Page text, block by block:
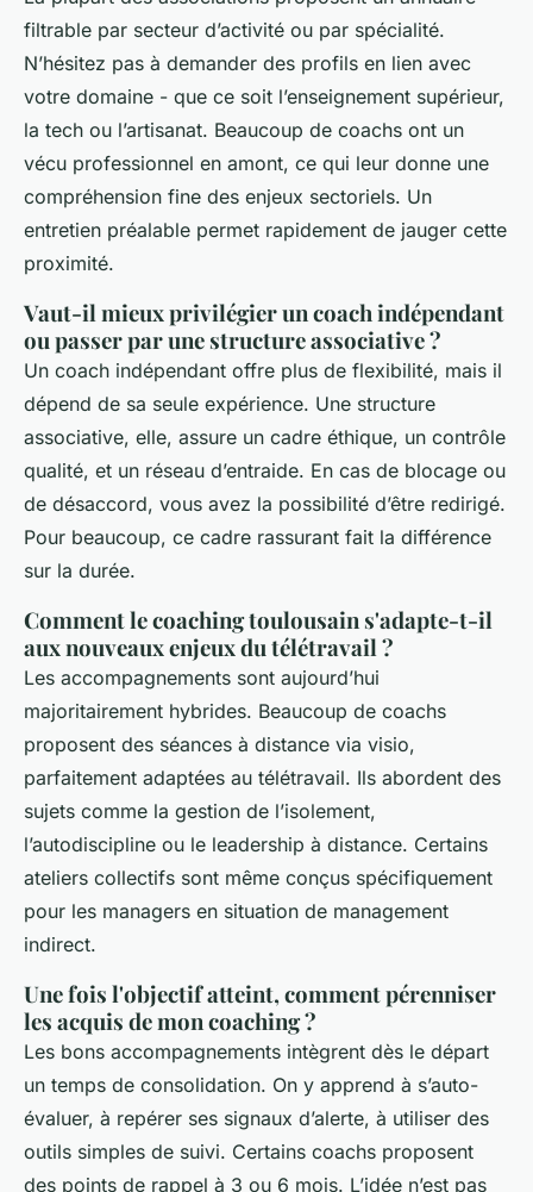
filtrable par secteur d’activité ou par spécialité.
N’hésitez pas à demander des profils en lien avec
votre domaine - que ce soit l’enseignement supérieur,
la tech ou l’artisanat. Beaucoup de coachs ont un
vécu professionnel en amont, ce qui leur donne une
compréhension fine des enjeux sectoriels. Un
entretien préalable permet rapidement de jauger cette
proximité.
Vaut-il mieux privilégier un coach indépendant
ou passer par une structure associative ?
Un coach indépendant offre plus de flexibilité, mais il
dépend de sa seule expérience. Une structure
associative, elle, assure un cadre éthique, un contrôle
qualité, et un réseau d’entraide. En cas de blocage ou
de désaccord, vous avez la possibilité d’être redirigé.
Pour beaucoup, ce cadre rassurant fait la différence
sur la durée.
Comment le coaching toulousain s'adapte-t-il
aux nouveaux enjeux du télétravail ?
Les accompagnements sont aujourd’hui
majoritairement hybrides. Beaucoup de coachs
proposent des séances à distance via visio,
parfaitement adaptées au télétravail. Ils abordent des
sujets comme la gestion de l’isolement,
l’autodiscipline ou le leadership à distance. Certains
ateliers collectifs sont même conçus spécifiquement
pour les managers en situation de management
indirect.
Une fois l'objectif atteint, comment pérenniser
les acquis de mon coaching ?
Les bons accompagnements intègrent dès le départ
un temps de consolidation. On y apprend à s’auto-
évaluer, à repérer ses signaux d’alerte, à utiliser des
outils simples de suivi. Certains coachs proposent
des points de rappel à 3 ou 6 mois. L’idée n’est pas